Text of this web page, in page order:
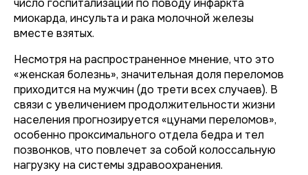
число госпитализаций по поводу инфаркта
миокарда, инсульта и рака молочной железы
вместе взятых.
Несмотря на распространенное мнение, что это
«женская болезнь», значительная доля переломов
приходится на мужчин (до трети всех случаев). В
связи с увеличением продолжительности жизни
населения прогнозируется «цунами переломов»,
особенно проксимального отдела бедра и тел
позвонков, что повлечет за собой колоссальную
нагрузку на системы здравоохранения.